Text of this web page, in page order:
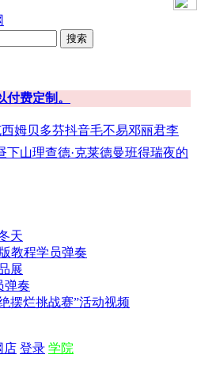
搜索
付费定制。
姆贝多芬抖音毛不易邓丽君李
下山理查德·克莱德曼班得瑞夜的
天
教程学员弹奏
展
弹奏
摆烂挑战赛”活动视频
店 登录 学院